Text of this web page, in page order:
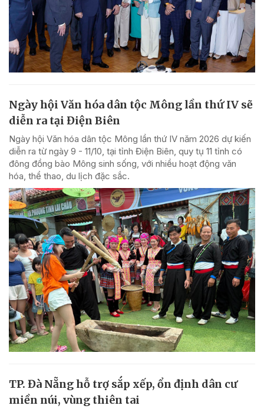
Ngày hội Văn hóa dân tộc Mông lần thứ IV sẽ
diễn ra tại Điện Biên
Ngày hội Văn hóa dân tộc Mông lần thứ IV năm 2026 dự kiến
diễn ra từ ngày 9 - 11/10, tại tỉnh Điện Biên, quy tụ 11 tỉnh có
đông đồng bào Mông sinh sống, với nhiều hoạt động văn
hóa, thể thao, du lịch đặc sắc.
TP. Đà Nẵng hỗ trợ sắp xếp, ổn định dân cư
miền núi, vùng thiên tai